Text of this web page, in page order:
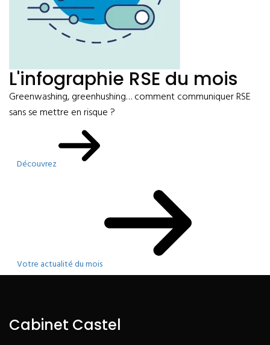
L'infographie RSE du mois
Greenwashing, greenhushing… comment communiquer RSE
sans se mettre en risque ?
Découvrez
Votre actualité du mois
Cabinet Castel